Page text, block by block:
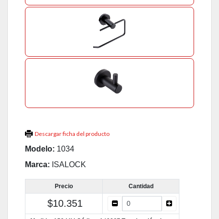
Descargar ficha del producto
Modelo: 1034
Marca: ISALOCK
Precio Cantidad
$10.351